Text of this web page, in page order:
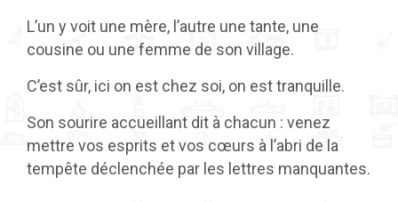
L’un y voit une mère, l’autre une tante, une
cousine ou une femme de son village.
C’est sûr, ici on est chez soi, on est tranquille.
Son sourire accueillant dit à chacun : venez
mettre vos esprits et vos cœurs à l’abri de la
tempête déclenchée par les lettres manquantes.